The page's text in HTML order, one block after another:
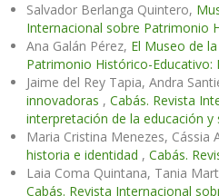
Salvador Berlanga Quintero,
Internacional sobre Patrimonio
Ana Galán Pérez, El Museo de
Patrimonio Histórico-Educativo:
Jaime del Rey Tapia, Andra
innovadoras , Cabás. Revista
interpretación de la educación
Maria Cristina Menezes, Cássia
historia e identidad , Cabás.
Laia Coma Quintana, Tania
Cabás. Revista Internacional